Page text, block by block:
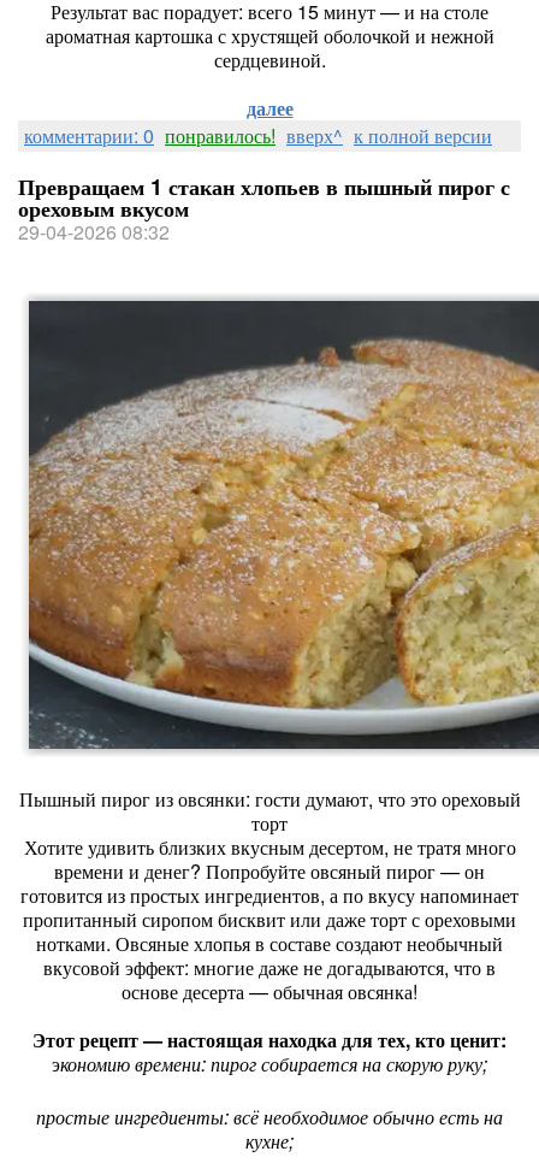
Результат вас порадует: всего 15 минут — и на столе
ароматная картошка с хрустящей оболочкой и нежной
сердцевиной.
далее
комментарии: 0 понравилось! вверх^ к полной версии
Превращаем 1 стакан хлопьев в пышный пирог с
ореховым вкусом
29-04-2026 08:32
Пышный пирог из овсянки: гости думают, что это ореховый
торт
Хотите удивить близких вкусным десертом, не тратя много
времени и денег? Попробуйте овсяный пирог — он
готовится из простых ингредиентов, а по вкусу напоминает
пропитанный сиропом бисквит или даже торт с ореховыми
нотками. Овсяные хлопья в составе создают необычный
вкусовой эффект: многие даже не догадываются, что в
основе десерта — обычная овсянка!
Этот рецепт — настоящая находка для тех, кто ценит:
экономию времени: пирог собирается на скорую руку;
простые ингредиенты: всё необходимое обычно есть на
кухне;